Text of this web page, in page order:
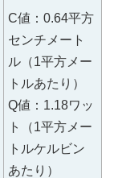
C値：0.64平方
センチメート
ル（1平方メー
トルあたり）
Q値：1.18ワッ
ト（1平方メー
トルケルビン
あたり）